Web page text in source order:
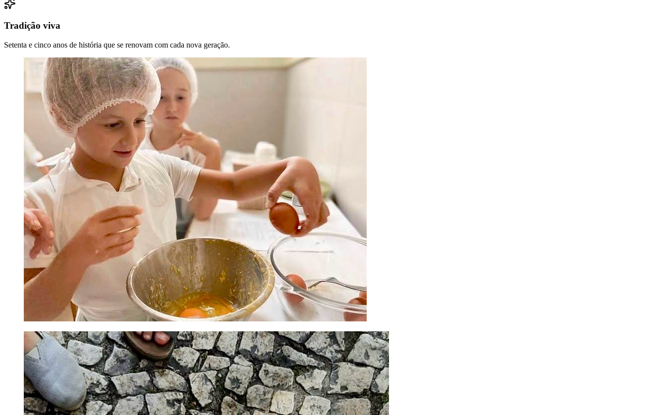
Tradição viva
Setenta e cinco anos de história que se renovam com cada nova geração.